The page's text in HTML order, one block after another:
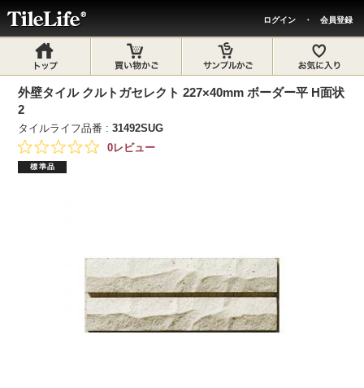
ログイン ・ 会員登録
外壁タイル クルトガセレクト 227×40mm ボーダー平 H面状
2
タイルライフ品番 :31492SUG
0レビュー
標準品